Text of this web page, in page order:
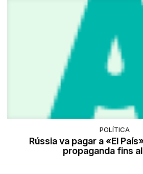
POLÍTICA
Rússia va pagar a «El
propaganda fins